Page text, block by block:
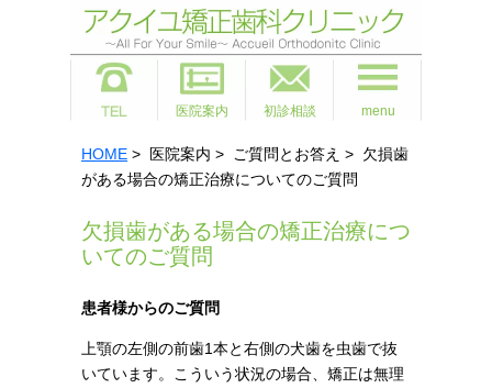
医院案内 初診相談 menu
HOME > 医院案内 > ご質問とお答え > 欠損歯
がある場合の矯正治療についてのご質問
欠損歯がある場合の矯正治療につ
いてのご質問
患者様からのご質問
上顎の左側の前歯1本と右側の犬歯を虫歯で抜
いています。こういう状況の場合、矯正は無理